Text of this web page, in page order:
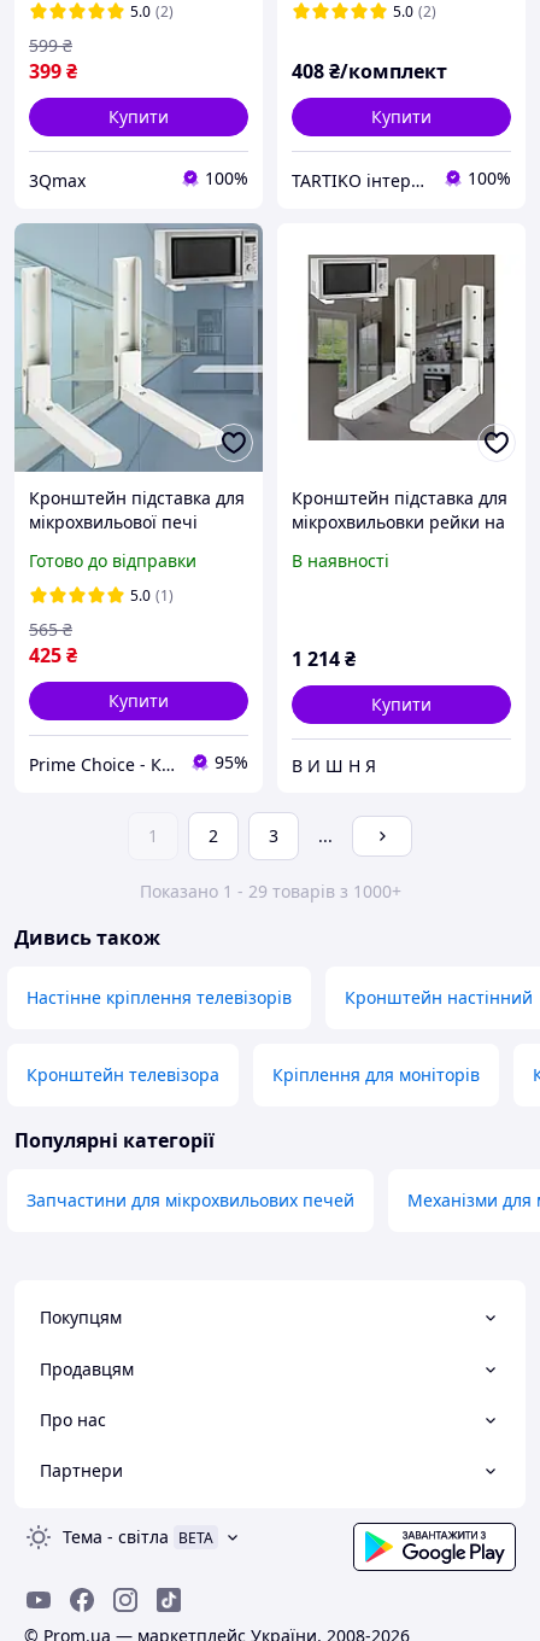
5.0 (2)
399₴
599 ₴
Купити
3Qmax 100%
5.0 (2)
408₴/комплект
Купити
TARTIKO інтернет магазин для дому та дачі 100%
Кронштейн підставка для
мікрохвильової печі
Настінне кріплення
універсальне
Готово до відправки
5.0 (1)
425₴
565 ₴
Купити
Prime Choice - Кращий вибір 95%
Кронштейн підставка для
мікрохвильовки рейки на
В наявності
1 214₴
Купити
В И Ш Н Я
1 2 3 ...
Показано 1 - 29 товарів з 1000+
Дивись також
Настінне кріплення телевізорів Кронштейн настінний
Кронштейн телевізора Кріплення для моніторів
Популярні категорії
Запчастини для мікрохвильових печей Механізми для
Покупцям
Продавцям
Про нас
Партнери
Тема - світла BETA
© Prom.ua — маркетплейс України, 2008-2026